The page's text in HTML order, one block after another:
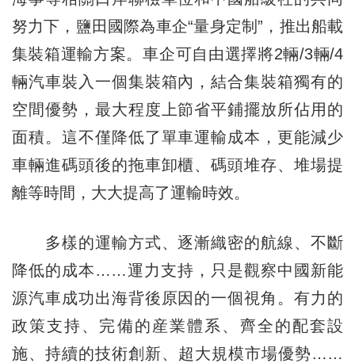
努力下，鹽田國際為車企“量身定制”，推出船載
集裝箱運輸方案。車企可自由選擇將2輛/3輛/4
輛汽車裝入一個集裝箱內，結合集裝箱獨有的
空間優勢，最大程度上節省平鋪擺放所佔用的
面積。這不僅降低了單車運輸成本，更能減少
車輛進碼頭後的拖車卸櫃、碼頭堆存、堆場提
離等時間，大大提高了運輸時效。
多樣的運輸方式、逐漸織密的航線、不斷
降低的成本……運力支持，只是觀察中國新能
源汽車成功出海背後原因的一個視角。有力的
政策支持、完備的産業體系、齊全的配套設
施、持續的技術創新、超大規模市場優勢……